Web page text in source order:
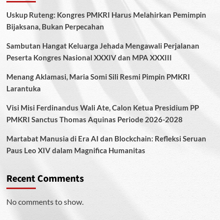
Uskup Ruteng: Kongres PMKRI Harus Melahirkan Pemimpin
Bijaksana, Bukan Perpecahan
Sambutan Hangat Keluarga Jehada Mengawali Perjalanan
Peserta Kongres Nasional XXXIV dan MPA XXXIII
Menang Aklamasi, Maria Somi Sili Resmi Pimpin PMKRI
Larantuka
Visi Misi Ferdinandus Wali Ate, Calon Ketua Presidium PP
PMKRI Sanctus Thomas Aquinas Periode 2026-2028
Martabat Manusia di Era AI dan Blockchain: Refleksi Seruan
Paus Leo XIV dalam Magnifica Humanitas
Recent Comments
No comments to show.